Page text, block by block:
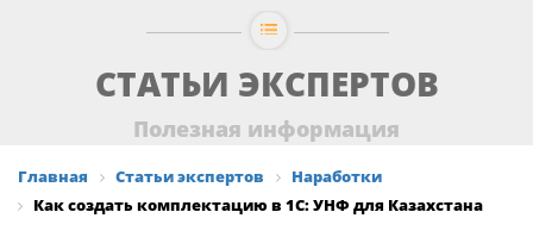
СТАТЬИ ЭКСПЕРТОВ
Полезная информация
Главная Статьи экспертов
Наработки
Как создать комплектацию в 1С: УНФ для Казахстана